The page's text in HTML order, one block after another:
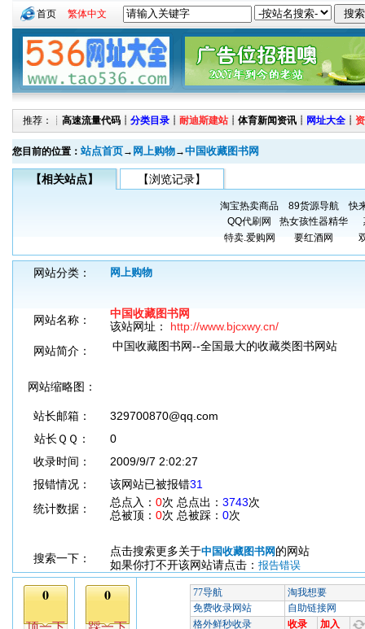
首页 繁体中文
推荐：┊ 高速流量代码 ┊ 分类目录 ┊ 耐迪斯建站 ┊ 体育新闻资讯 ┊ 网址大全 ┊
您目前的位置： 站点首页→ 网上购物→中国收藏图书网
【相关站点】 【浏览记录】
淘宝热卖商品 89货源导航
快
QQ代刷网
热女孩性器精华
特卖.爱购网
要红酒网
网站分类： 网上购物
网站名称：
中国收藏图书网
该站网址： http://www.bjcxwy.cn/
网站简介：
中国收藏图书网--全国最大的收藏类图书网站
网站缩略图：
站长邮箱：
329700870@qq.com
站长ＱＱ：
0
收录时间：
2009/9/7 2:02:27
报错情况：
该网站已被报错31
统计数据：
总点入： 0次 总点出： 3743次
总被顶： 0次 总被踩： 0次
搜索一下：
点击搜索更多关于中国收藏图书网 的网站
如果你打不开该网站请点击： 报告错误